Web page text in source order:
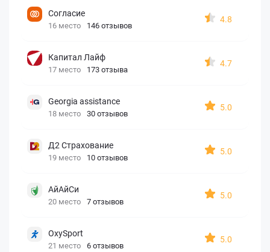
Согласие
16 место 146 отзывов
4.8
Капитал Лайф
17 место 173 отзыва
4.7
Georgia assistance
18 место 30 отзывов
5.0
Д2 Страхование
19 место 10 отзывов
5.0
АйАйСи
20 место 7 отзывов
5.0
OxySport
21 место 6 отзывов
5.0